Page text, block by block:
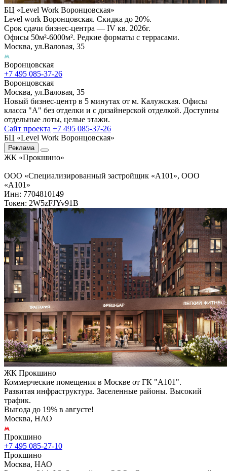
БЦ «Level Work Воронцовская»‎
Level work Воронцовская. Скидка до 20%.
Срок сдачи бизнес-центра — IV кв. 2026г.
Офисы 50м²-6000м². Редкие форматы с террасами.
Москва, ул.Валовая, 35
Воронцовская
+7 495 085-37-26
Воронцовская
Москва, ул.Валовая, 35
Новый бизнес-центр в 5 минутах от м. Калужская. Офисы
класса "А" без отделки и с дизайнерской отделкой. Доступны
отдельные лоты, целые этажи.
Сайт проекта +7 495 085-37-26
БЦ «Level Work Воронцовская»‎
Реклама
ЖК «Прокшино»
ООО «Специализированный застройщик «А101», ООО
«А101»
Инн: 7704810149
Токен: 2W5zFJYv91B
ЖК Прокшино
Коммерческие помещения в Москве от ГК "А101".
Развитая инфраструктура. Заселенные районы. Высокий
трафик.
Выгода до 19% в августе!
Москва, НАО
Прокшино
+7 495 085-27-10
Прокшино
Москва, НАО